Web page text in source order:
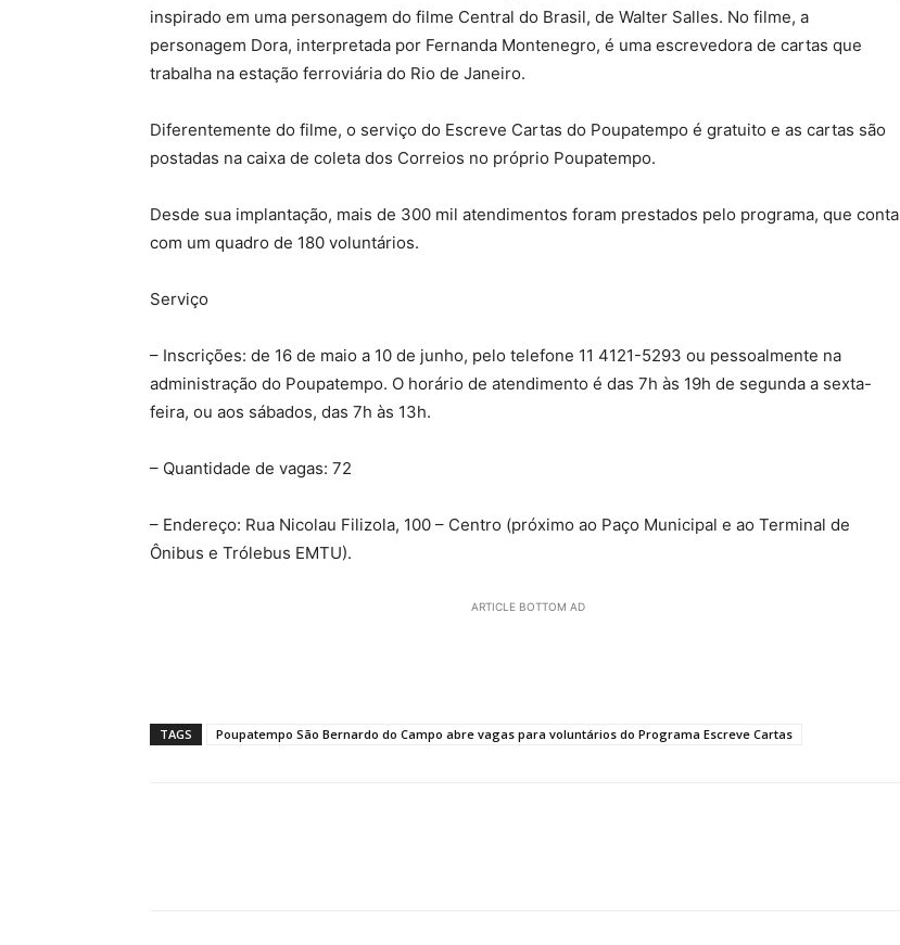
inspirado em uma personagem do filme Central do Brasil, de Walter Salles. No filme, a
personagem Dora, interpretada por Fernanda Montenegro, é uma escrevedora de cartas que
trabalha na estação ferroviária do Rio de Janeiro.
Diferentemente do filme, o serviço do Escreve Cartas do Poupatempo é gratuito e as cartas são
postadas na caixa de coleta dos Correios no próprio Poupatempo.
Desde sua implantação, mais de 300 mil atendimentos foram prestados pelo programa, que conta
com um quadro de 180 voluntários.
Serviço
– Inscrições: de 16 de maio a 10 de junho, pelo telefone 11 4121-5293 ou pessoalmente na
administração do Poupatempo. O horário de atendimento é das 7h às 19h de segunda a sexta-
feira, ou aos sábados, das 7h às 13h.
– Quantidade de vagas: 72
– Endereço: Rua Nicolau Filizola, 100 – Centro (próximo ao Paço Municipal e ao Terminal de
Ônibus e Trólebus EMTU).
ARTICLE BOTTOM AD
TAGS Poupatempo São Bernardo do Campo abre vagas para voluntários do Programa Escreve Cartas